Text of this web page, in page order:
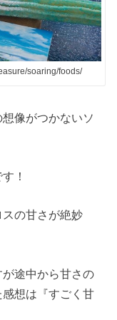
soaring/foods/
像がつかないソ
！
の甘さが絶妙
途中から甘さの
想は『すごく甘